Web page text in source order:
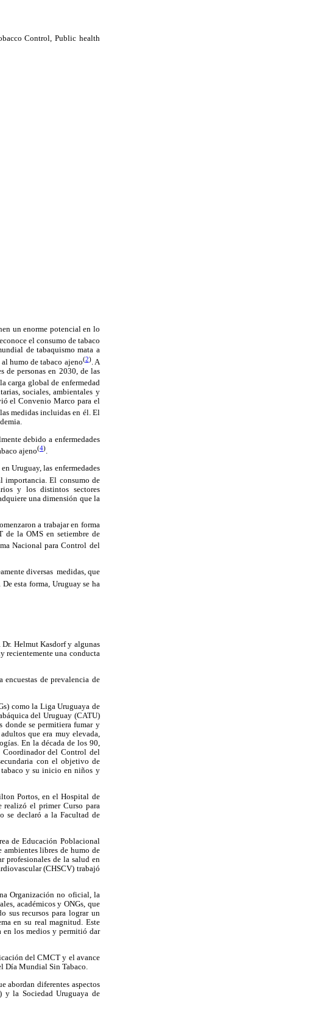
Control, Public health
un enorme potencial en lo
el consumo de tabaco
de tabaquismo mata a
al humo de tabaco ajeno(2). A
de personas en 2030, de las
carga global de enfermedad
sociales, ambientales y
el Convenio Marco para el
medidas incluidas en él. El
debido a enfermedades
ajeno(4)
Uruguay, las enfermedades
importancia. El consumo de
y los distintos sectores
una dimensión que la
a trabajar en forma
la OMS en setiembre de
Nacional para Control del
diversas medidas, que
. De esta forma, Uruguay se ha
Dr. Helmut Kasdorf y algunas
recientemente una conducta
de prevalencia de
como la Liga Uruguaya de
del Uruguay (CATU)
donde se permitiera fumar y
que era muy elevada,
En la década de los 90,
Coordinador del Control del
con el objetivo de
y su inicio en niños y
Portos, en el Hospital de
el primer Curso para
se declaró a la Facultad de
de Educación Poblacional
libres de humo de
profesionales de la salud en
(CHSCV) trabajó
Organización no oficial, la
académicos y ONGs, que
sus recursos para lograr un
en su real magnitud. Este
en los medios y permitió dar
del CMCT y el avance
Día Mundial Sin Tabaco.
abordan diferentes aspectos
y la Sociedad Uruguaya de